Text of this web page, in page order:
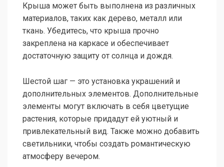
Крыша может быть выполнена из различных
материалов, таких как дерево, металл или
ткань. Убедитесь, что крыша прочно
закреплена на каркасе и обеспечивает
достаточную защиту от солнца и дождя.
Шестой шаг — это установка украшений и
дополнительных элементов. Дополнительные
элементы могут включать в себя цветущие
растения, которые придадут ей уютный и
привлекательный вид. Также можно добавить
светильники, чтобы создать романтическую
атмосферу вечером.